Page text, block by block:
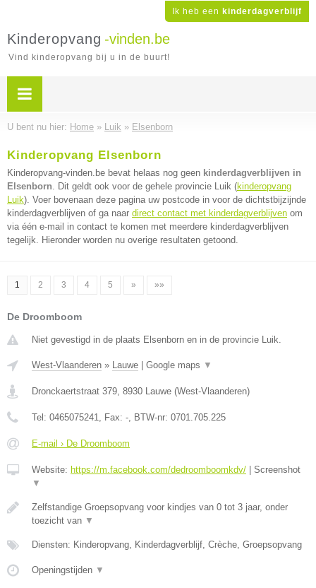
Ik heb een kinderdagverblijf
Kinderopvang -vinden.be
Vind kinderopvang bij u in de buurt!
U bent nu hier: Home » Luik » Elsenborn
Kinderopvang Elsenborn
Kinderopvang-vinden.be bevat helaas nog geen kinderdagverblijven in
Elsenborn. Dit geldt ook voor de gehele provincie Luik (kinderopvang
Luik). Voer bovenaan deze pagina uw postcode in voor de dichtstbijzijnde
kinderdagverblijven of ga naar direct contact met kinderdagverblijven om
via één e-mail in contact te komen met meerdere kinderdagverblijven
tegelijk. Hieronder worden nu overige resultaten getoond.
1 2 3 4 5 » »»
De Droomboom
Niet gevestigd in de plaats Elsenborn en in de provincie Luik.
West-Vlaanderen » Lauwe Google maps ▼
Dronckaertstraat 379, 8930 Lauwe (West-Vlaanderen)
Tel: 0465075241, Fax: -, BTW-nr: 0701.705.225
E-mail › De Droomboom
Website: https://m.facebook.com/dedroomboomkdv/
Screenshot
▼
Zelfstandige Groepsopvang voor kindjes van 0 tot 3 jaar, onder
toezicht van ▼
Diensten: Kinderopvang, Kinderdagverblijf, Crèche, Groepsopvang
Openingstijden ▼